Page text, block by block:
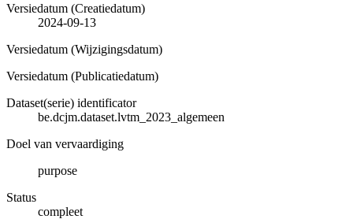
Versiedatum (Creatiedatum)
2024-09-13
Versiedatum (Wijzigingsdatum)
Versiedatum (Publicatiedatum)
Dataset(serie) identificator
be.dcjm.dataset.lvtm_2023_algemeen
Doel van vervaardiging
purpose
Status
compleet